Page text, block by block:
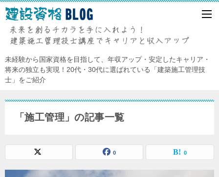
未経験から国家資格を目指して、年収アップ・安定したキャリア・
将来の独立も実現！20代・30代に選ばれている「建築施工管理技
士」をご紹介
「施工管理」の記事一覧
0 0